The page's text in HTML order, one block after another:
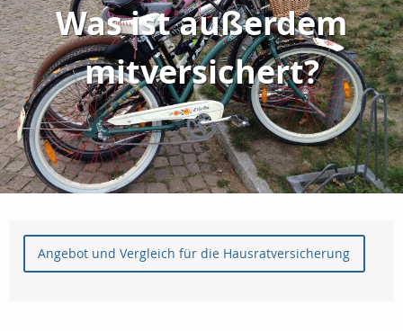
Was ist außerdem
mitversichert?
Angebot und Vergleich für die Hausratversicherung